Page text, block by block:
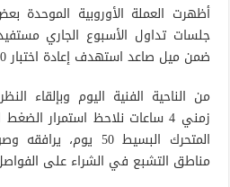
أظهرت العملة الأوروبية الموحدة
ضمن ميل صاعد استهدف إعادة اختبار 1.1600.
من الناحية الفنية اليوم وبإلقاء
زمني 4 ساعات نلاحظ استمرار
المتحرك البسيط 50
مناطق التشبع في الشراء على